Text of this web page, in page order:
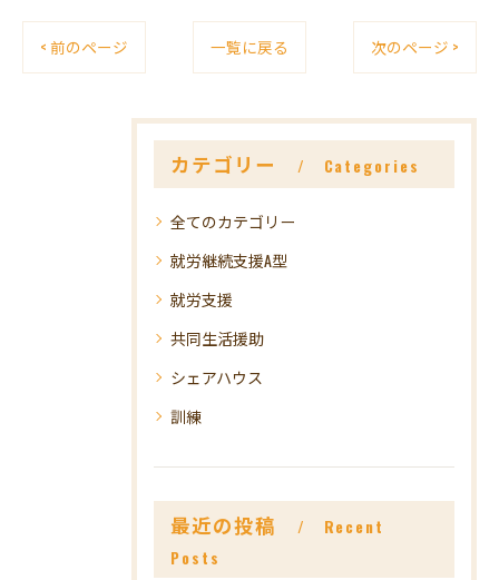
< 前のページ 一覧に戻る 次のページ >
カテゴリー Categories
全てのカテゴリー
就労継続支援A型
就労支援
共同生活援助
シェアハウス
訓練
最近の投稿
Recent
Posts